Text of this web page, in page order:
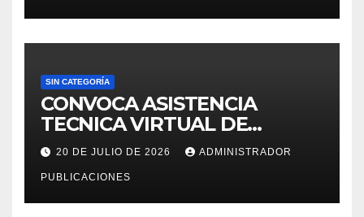
SIN CATEGORÍA
CONVOCA ASISTENCIA
TECNICA VIRTUAL DE
«EJERCICIOS DEL CENSO
EDUCATIVO – 2026»
20 DE JULIO DE 2026 ADMINISTRADOR
PUBLICACIONES